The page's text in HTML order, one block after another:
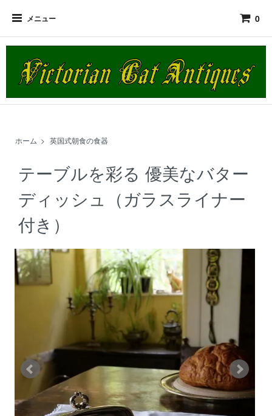
メニュー 0
ホーム > 英国式朝食の食器
テーブルを彩る 優美なバター
ディッシュ（ガラスライナー
付き）